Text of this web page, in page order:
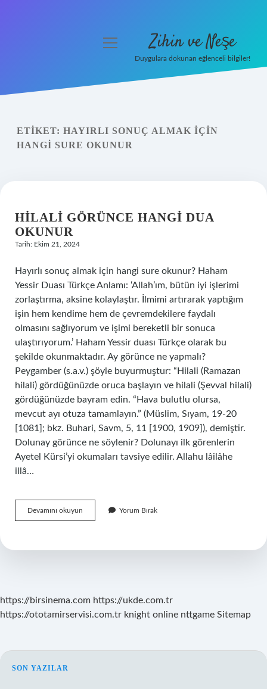
Yasal Uyarı
menüyü
Zihin ve Neşe
Duygulara dokunan eğlenceli bilgiler!
ETIKET: HAYIRLI SONUÇ ALMAK IÇIN
HANGI SURE OKUNUR
HILALI GÖRÜNCE HANGI DUA
OKUNUR
Tarih: Ekim 21, 2024
Hayırlı sonuç almak için hangi sure okunur? Haham
Yessir Duası Türkçe Anlamı: ‘Allah’ım, bütün iyi işlerimi
zorlaştırma, aksine kolaylaştır. İlmimi artırarak yaptığım
işin hem kendime hem de çevremdekilere faydalı
olmasını sağlıyorum ve işimi bereketli bir sonuca
ulaştırıyorum.’ Haham Yessir duası Türkçe olarak bu
şekilde okunmaktadır. Ay görünce ne yapmalı?
Peygamber (s.a.v.) şöyle buyurmuştur: “Hilali (Ramazan
hilali) gördüğünüzde oruca başlayın ve hilali (Şevval hilali)
gördüğünüzde bayram edin. “Hava bulutlu olursa,
mevcut ayı otuza tamamlayın.” (Müslim, Sıyam, 19-20
[1081]; bkz. Buhari, Savm, 5, 11 [1900, 1909]), demiştir.
Dolunay görünce ne söylenir? Dolunayı ilk görenlerin
Ayetel Kürsi’yi okumaları tavsiye edilir. Allahu lâilâhe
illâ…
Devamını okuyun
Görünce
Okunur
Yorum Bırak
https://birsinema.com https://ukde.com.tr
https://ototamirservisi.com.tr knight online nttgame Sitemap
SIDEBAR
SON YAZILAR